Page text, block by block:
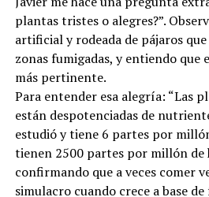
plantas tristes o alegres?”.
artificial y rodeada de pájaros
zonas fumigadas, y entiendo que
más pertinente.
Para entender esa alegría: “Las
están despotenciadas de
estudió y tiene 6 partes por
tienen 2500 partes por millón de
confirmando que a veces comer
simulacro cuando crece a base